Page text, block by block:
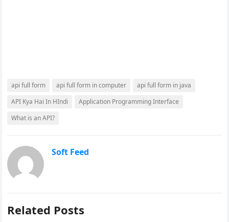
api full form api full form in computer
api full form in java
API Kya Hai In HIndi
Application Programming Interface
What is an API?
Soft Feed
Related Posts